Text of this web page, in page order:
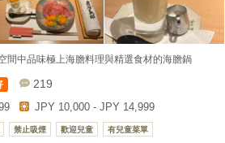
間中品味極上海膽料理與精選食材的海膽鍋
219
JPY 10,000 - JPY 14,999
禁止吸煙 歡迎兒童 有兒童菜單